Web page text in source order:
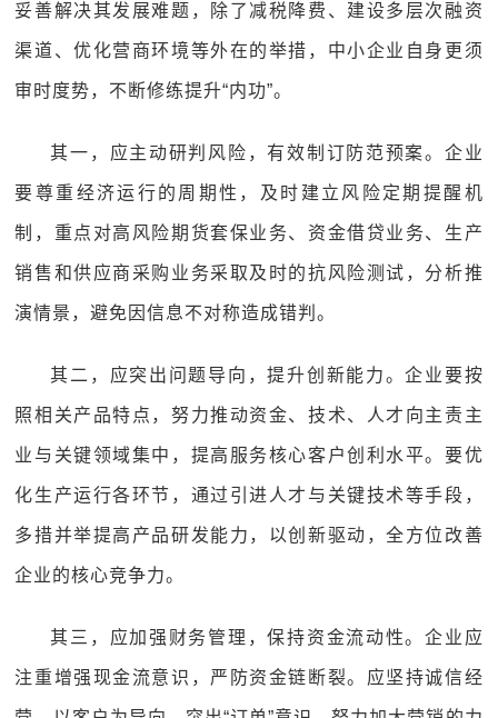
妥善解决其发展难题，除了减税降费、建设多层次融资
渠道、优化营商环境等外在的举措，中小企业自身更须
审时度势，不断修练提升“内功”。
其一，应主动研判风险，有效制订防范预案。企业
要尊重经济运行的周期性，及时建立风险定期提醒机
制，重点对高风险期货套保业务、资金借贷业务、生产
销售和供应商采购业务采取及时的抗风险测试，分析推
演情景，避免因信息不对称造成错判。
其二，应突出问题导向，提升创新能力。企业要按
照相关产品特点，努力推动资金、技术、人才向主责主
业与关键领域集中，提高服务核心客户创利水平。要优
化生产运行各环节，通过引进人才与关键技术等手段，
多措并举提高产品研发能力，以创新驱动，全方位改善
企业的核心竞争力。
其三，应加强财务管理，保持资金流动性。企业应
注重增强现金流意识，严防资金链断裂。应坚持诚信经